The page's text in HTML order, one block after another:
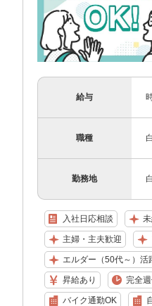
給与
職種
勤務地
入社日応相談
主婦・主夫歓迎
エルダー（50代～）活
昇給あり 完全
バイク通勤OK